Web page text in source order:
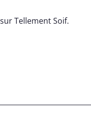
Tellement Soif.